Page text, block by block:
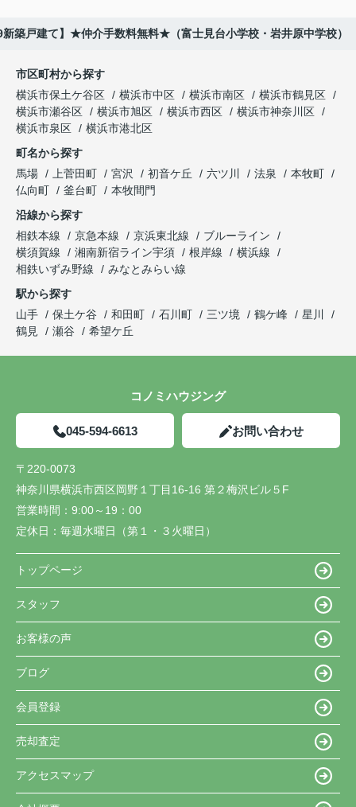
築戸建て】★仲介手数料無料★（富士見台小学校・岩井原中学校）
市区町村から探す
横浜市保土ケ谷区
横浜市中区 横浜市南区
横浜市鶴見区
横浜市瀬谷区
横浜市旭区 横浜市西区
横浜市神奈川区
横浜市泉区
横浜市港北区
町名から探す
馬場
上菅田町 宮沢 初音ケ丘 六ツ川 法泉
本牧町
仏向町
釜台町
本牧間門
沿線から探す
相鉄本線
京急本線 京浜東北線
ブルーライン
横須賀線
湘南新宿ライン宇須 根岸線
横浜線
相鉄いずみ野線
みなとみらい線
駅から探す
山手
保土ケ谷 和田町 石川町 三ツ境 鶴ケ峰
星川
鶴見
瀬谷 希望ケ丘
コノミハウジング
045-594-6613 お問い合わせ
〒220-0073
神奈川県横浜市西区岡野１丁目16-16 第２梅沢ビル５F
営業時間： 9:00～19：00
定休日： 毎週水曜日（第１・３火曜日）
トップページ
スタッフ
お客様の声
ブログ
会員登録
売却査定
アクセスマップ